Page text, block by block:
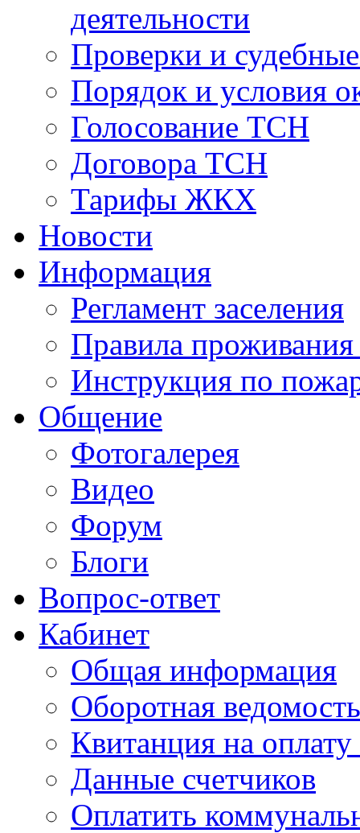
деятельности
Проверки и
Порядок и условия
Голосование ТСН
Договора ТСН
Тарифы ЖКХ
Новости
Информация
Регламент заселения
Правила
Инструкция по
Общение
Фотогалерея
Видео
Форум
Блоги
Вопрос-ответ
Кабинет
Общая информация
Оборотная ведомость
Квитанция на
Данные счетчиков
Оплатить